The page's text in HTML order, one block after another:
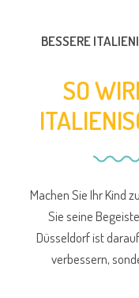
BESSERE
SO
Machen Sie Ihr Kind
Sie seine
Düsseldorf ist
verbessern,